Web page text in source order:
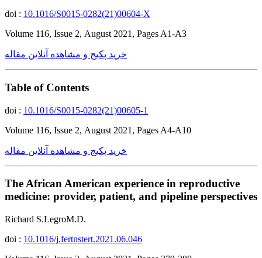
doi : 10.1016/S0015-0282(21)00604-X
Volume 116, Issue 2, August 2021, Pages A1-A3
خرید پکیج و مشاهده آنلاین مقاله
Table of Contents
doi : 10.1016/S0015-0282(21)00605-1
Volume 116, Issue 2, August 2021, Pages A4-A10
خرید پکیج و مشاهده آنلاین مقاله
The African American experience in reproductive
medicine: provider, patient, and pipeline perspectives
Richard S.LegroM.D.
doi : 10.1016/j.fertnstert.2021.06.046